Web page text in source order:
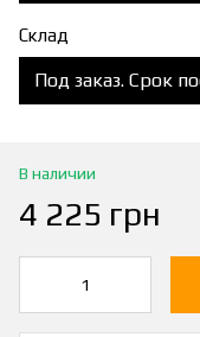
Склад
Под заказ. Срок
В наличии
4 225 грн